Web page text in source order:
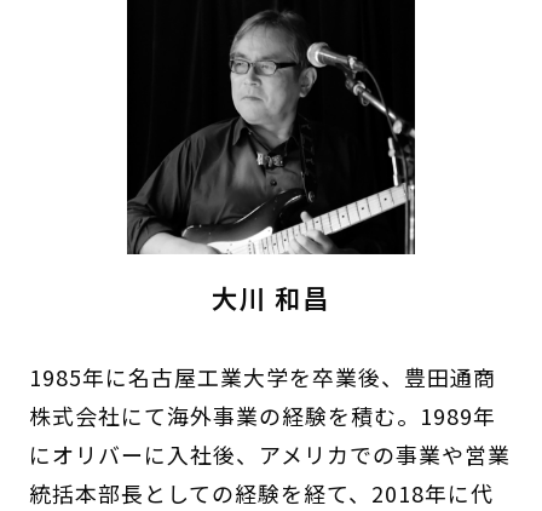
大川 和昌
1985年に名古屋工業大学を卒業後、豊田通商
株式会社にて海外事業の経験を積む。1989年
にオリバーに入社後、アメリカでの事業や営業
統括本部長としての経験を経て、2018年に代